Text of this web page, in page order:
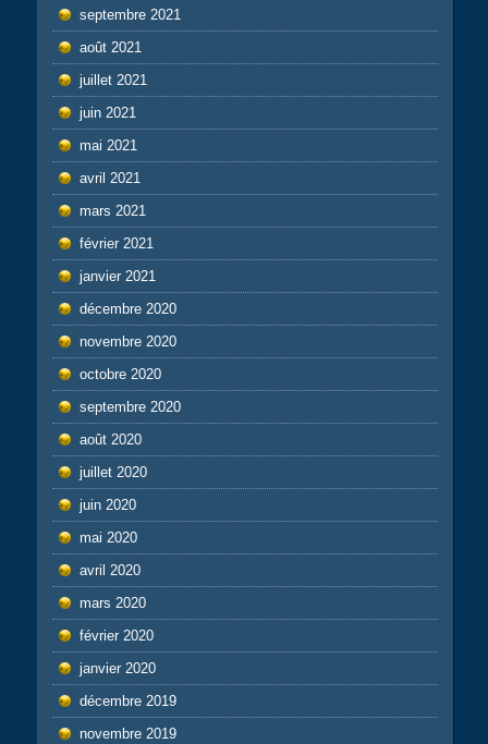
septembre 2021
août 2021
juillet 2021
juin 2021
mai 2021
avril 2021
mars 2021
février 2021
janvier 2021
décembre 2020
novembre 2020
octobre 2020
septembre 2020
août 2020
juillet 2020
juin 2020
mai 2020
avril 2020
mars 2020
février 2020
janvier 2020
décembre 2019
novembre 2019